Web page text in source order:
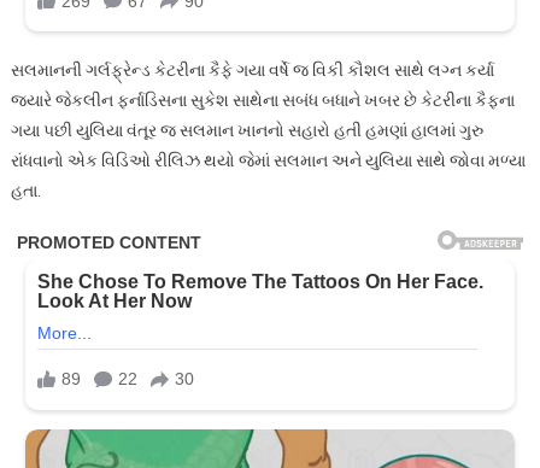
સલમાનની ગર્લફ્રેન્ડ કેટરીના કૈફે ગયા વર્ષે જ વિકી કૌશલ સાથે લગ્ન કર્યા
જયારે જેકલીન ફર્નાડિસના સુકેશ સાથેના સબંધ બધાને ખબર છે કેટરીના કૈફના
ગયા પછી યુલિયા વંતૂર જ સલમાન ખાનનો સહારો હતી હમણાં હાલમાં ગુરુ
રાંધવાનો એક વિડિઓ રીલિઝ થયો જેમાં સલમાન અને યુલિયા સાથે જોવા મળ્યા
હતા.